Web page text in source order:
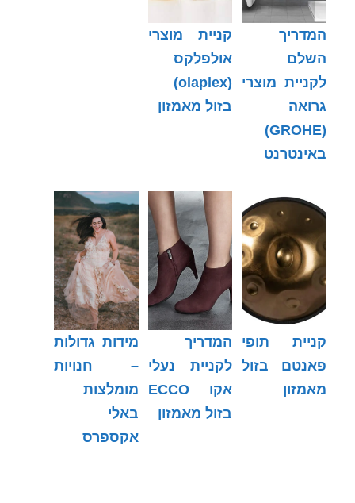
המדריך
השלם
לקניית מוצרי
גרואה
(GROHE)
באינטרנט
קניית מוצרי
אולפלקס
(olaplex)
בזול מאמזון
קניית תופי
פאנטם בזול
מאמזון
המדריך
לקניית נעלי
אקו ECCO
בזול מאמזון
מידות גדולות
– חנויות
מומלצות
באלי
אקספרס